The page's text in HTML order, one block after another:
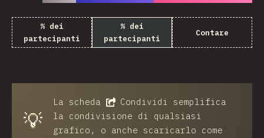
% dei
partecipanti
% dei
partecipanti
Contare
💡
La scheda Condividi semplifica
la condivisione di qualsiasi
grafico, o anche scaricarlo come